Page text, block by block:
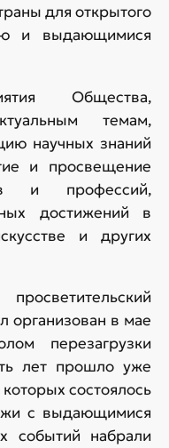
для открытого
и выдающимися
Общества,
темам,
научных знаний
и просвещение
и профессий,
достижений в
и других
организован в мае
перезагрузки
лет прошло уже
состоялось
с выдающимися
событий набрали